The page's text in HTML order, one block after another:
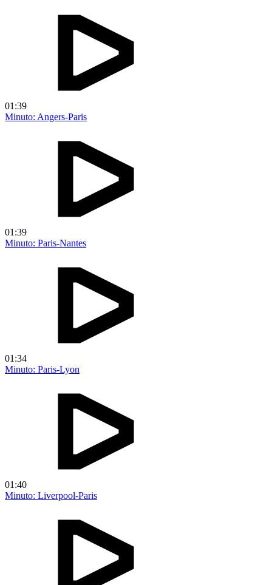
01:39
Minuto: Angers-Paris
01:39
Minuto: Paris-Nantes
01:34
Minuto: Paris-Lyon
01:40
Minuto: Liverpool-Paris